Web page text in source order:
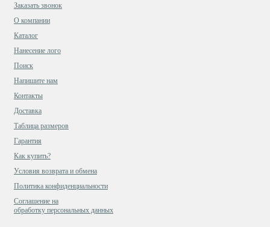
Заказать звонок
О компании
Каталог
Нанесение лого
Поиск
Напишите нам
Контакты
Доставка
Таблица размеров
Гарантия
Как купить?
Условия возврата и обмена
Политика конфиденциальности
Cоглашение на
обработку персональных данных